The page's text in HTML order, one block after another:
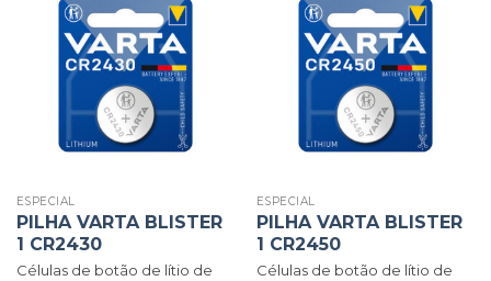
ESPECIAL
PILHA VARTA BLISTER
1 CR2430
Células de botão de lítio de
ESPECIAL
PILHA VARTA BLISTER
1 CR2450
Células de botão de lítio de